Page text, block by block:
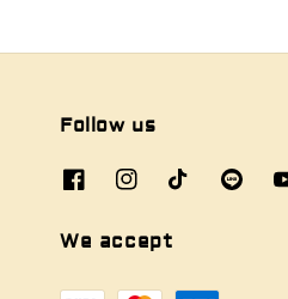
Follow us
We accept